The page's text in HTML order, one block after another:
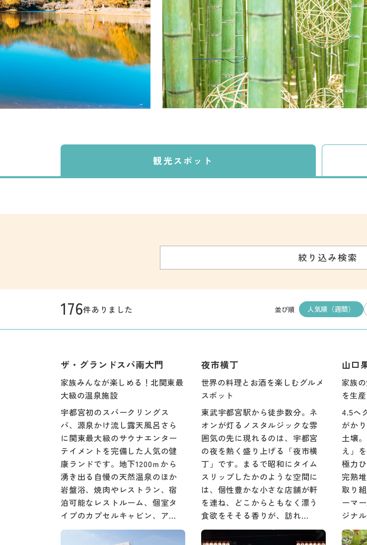
観光スポット
絞り込み検索
176件ありました 並び順 人気順（週間）
ザ・グランドスパ南大門
家族みんなが楽しめる！北関東最
大級の温泉施設
宇都宮初のスパークリングス
パ、源泉かけ流し露天風呂さら
に関東最大級のサウナエンター
テイメントを完備した人気の健
康ランドです。地下1200ｍから
湧き出る自慢の天然温泉のほか
岩盤浴、焼肉やレストラン、宿
泊可能なレストルーム、個室タ
イプのカプセルキャビン、ア…
夜市横丁
世界の料理とお酒を楽しむグルメ
スポット
東武宇都宮駅から徒歩数分。ネ
オンが灯るノスタルジックな雰
囲気の先に現れるのは、宇都宮
の夜を熱く盛り上げる「夜市横
丁」です。まるで昭和にタイム
スリップしたかのような空間に
は、個性豊かな小さな店舗が軒
を連ね、どこからともなく漂う
食欲をそそる香りが、訪れ…
山口
家族
を生産
4.5ヘ
がか
土壌
え」
極力
完熟
取り
ーマ
ジナ